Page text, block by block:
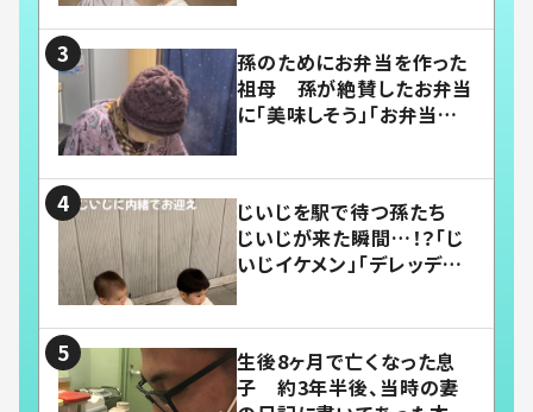
孫のためにお弁当を作った
祖母 孫が絶賛したお弁当
に「美味しそう」「お弁当すご
じいじを駅で待つ孫たち
じいじが来た瞬間…！？「じ
いじイケメン」「デレッデレ」
生後8ヶ月で亡くなった息
子 約3年半後、当時の妻